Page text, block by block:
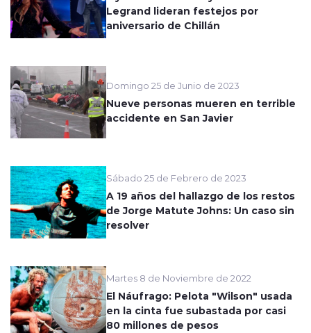
Legrand lideran festejos por
aniversario de Chillán
Domingo 25 de Junio de 2023
Nueve personas mueren en terrible
accidente en San Javier
Sábado 25 de Febrero de 2023
A 19 años del hallazgo de los restos
de Jorge Matute Johns: Un caso sin
resolver
Martes 8 de Noviembre de 2022
El Náufrago: Pelota "Wilson" usada
en la cinta fue subastada por casi
80 millones de pesos